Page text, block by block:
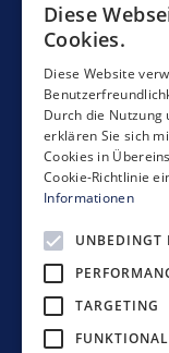
Contact
Mobimo
Seestrasse 59
CH-8700 Küsnacht
+41 44 397 11 11
info@mobimo.ch
S'abonner à la
Diese
Cookies.
Diese Website
Durch die Nutzung
erklären Sie sich
Cookies in
Cookie-Richtlinie
Informationen
UNBEDINGT
TARGETING